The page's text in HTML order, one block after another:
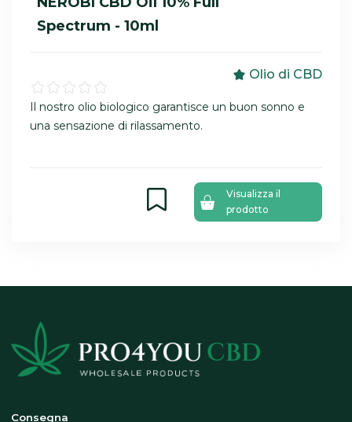
Spectrum - 10ml
Olio di CBD
Il nostro olio biologico garantisce un buon sonno e
una sensazione di rilassamento.
Visualizza il
prodotto
Consegna